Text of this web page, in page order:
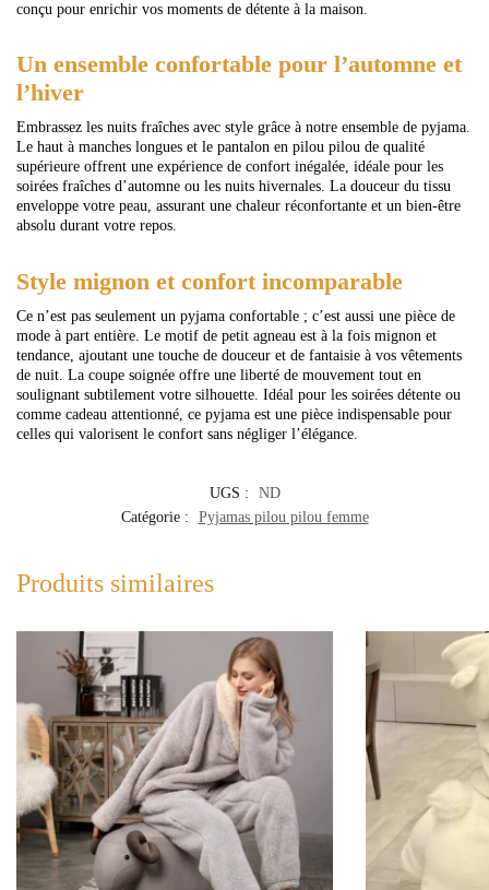
conçu pour enrichir vos moments de détente à la maison.
Un ensemble confortable pour l’automne et
l’hiver
Embrassez les nuits fraîches avec style grâce à notre ensemble de pyjama.
Le haut à manches longues et le pantalon en pilou pilou de qualité
supérieure offrent une expérience de confort inégalée, idéale pour les
soirées fraîches d’automne ou les nuits hivernales. La douceur du tissu
enveloppe votre peau, assurant une chaleur réconfortante et un bien-être
absolu durant votre repos.
Style mignon et confort incomparable
Ce n’est pas seulement un pyjama confortable ; c’est aussi une pièce de
mode à part entière. Le motif de petit agneau est à la fois mignon et
tendance, ajoutant une touche de douceur et de fantaisie à vos vêtements
de nuit. La coupe soignée offre une liberté de mouvement tout en
soulignant subtilement votre silhouette. Idéal pour les soirées détente ou
comme cadeau attentionné, ce pyjama est une pièce indispensable pour
celles qui valorisent le confort sans négliger l’élégance.
UGS :
ND
Catégorie :
Pyjamas pilou pilou femme
Produits similaires